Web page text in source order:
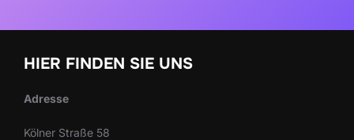
HIER FINDEN SIE UNS
Adresse
Kölner Straße 58